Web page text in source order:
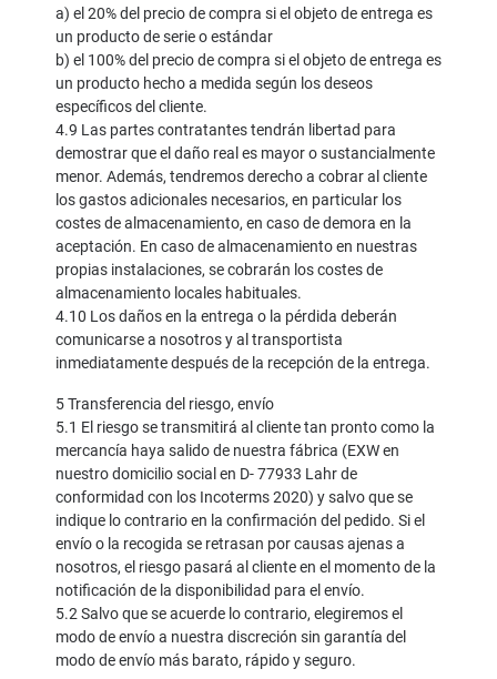
a) el 20% del precio de compra si el objeto de entrega es
un producto de serie o estándar
b) el 100% del precio de compra si el objeto de entrega es
un producto hecho a medida según los deseos
específicos del cliente.
4.9 Las partes contratantes tendrán libertad para
demostrar que el daño real es mayor o sustancialmente
menor. Además, tendremos derecho a cobrar al cliente
los gastos adicionales necesarios, en particular los
costes de almacenamiento, en caso de demora en la
aceptación. En caso de almacenamiento en nuestras
propias instalaciones, se cobrarán los costes de
almacenamiento locales habituales.
4.10 Los daños en la entrega o la pérdida deberán
comunicarse a nosotros y al transportista
inmediatamente después de la recepción de la entrega.
5 Transferencia del riesgo, envío
5.1 El riesgo se transmitirá al cliente tan pronto como la
mercancía haya salido de nuestra fábrica (EXW en
nuestro domicilio social en D- 77933 Lahr de
conformidad con los Incoterms 2020) y salvo que se
indique lo contrario en la confirmación del pedido. Si el
envío o la recogida se retrasan por causas ajenas a
nosotros, el riesgo pasará al cliente en el momento de la
notificación de la disponibilidad para el envío.
5.2 Salvo que se acuerde lo contrario, elegiremos el
modo de envío a nuestra discreción sin garantía del
modo de envío más barato, rápido y seguro.